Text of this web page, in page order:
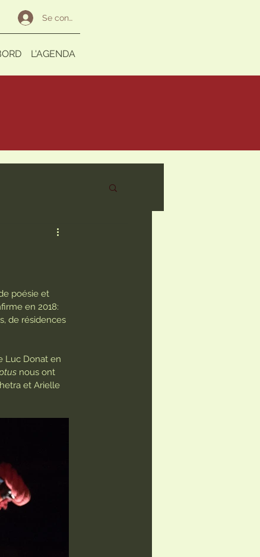
Se connecter
L'AGENDA
poésie et
en 2018:
de résidences
Luc Donat en
nous ont
et Arielle